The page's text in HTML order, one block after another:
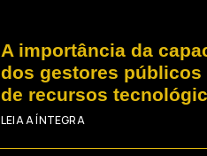
A importância da
dos gestores públicos
de recursos
LEIA A ÍNTEGRA